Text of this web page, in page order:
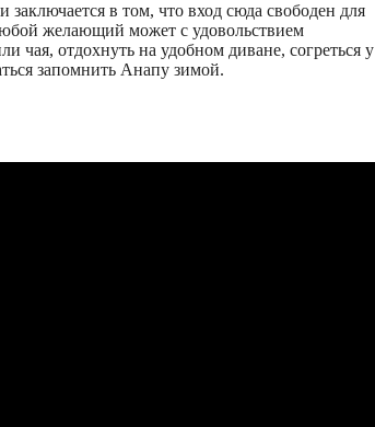
в том, что вход сюда свободен для
желающий может с удовольствием
чая, отдохнуть на удобном диване, согреться у
запомнить Анапу зимой.